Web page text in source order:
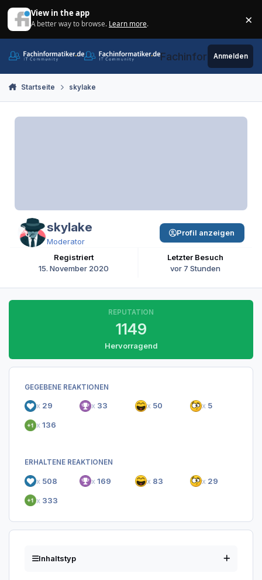
View in the app
A better way to browse. Learn more. ×
Fachinformatiker.de
Anmelden
Startseite skylake
skylake
Moderator
Registriert
15. November 2020
Letzter Besuch
vor 7 Stunden
Profil anzeigen
REPUTATION
1149
Hervorragend
GEGEBENE REAKTIONEN
x 29 x 33 x 50 x 5
x 136
ERHALTENE REAKTIONEN
x 508 x 169 x 83 x 29
x 333
Inhaltstyp